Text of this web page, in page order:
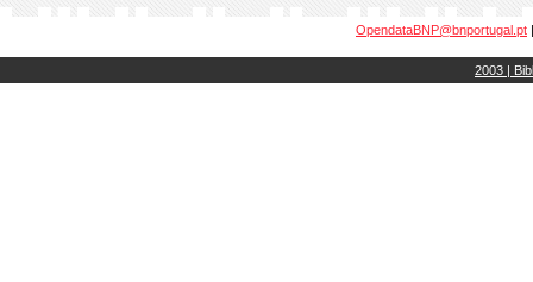
OpendataBNP@bnportugal.pt
2003 |